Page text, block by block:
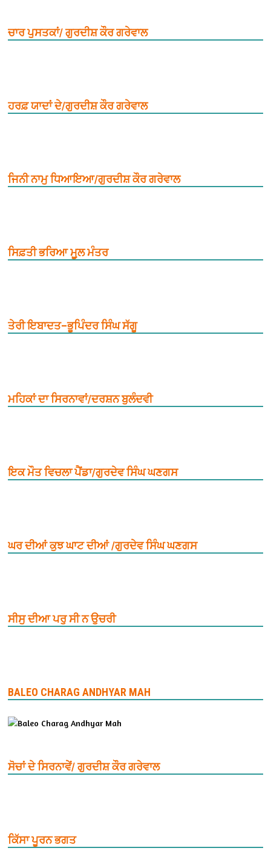
ਚਾਰ ਪੁਸਤਕਾਂ/ ਗੁਰਦੀਸ਼ ਕੌਰ ਗਰੇਵਾਲ
ਹਰਫ਼ ਯਾਦਾਂ ਦੇ/ਗੁਰਦੀਸ਼ ਕੌਰ ਗਰੇਵਾਲ
ਜਿਨੀ ਨਾਮੁ ਧਿਆਇਆ/ਗੁਰਦੀਸ਼ ਕੌਰ ਗਰੇਵਾਲ
ਸਿਫ਼ਤੀ ਭਰਿਆ ਮੂ਼ਲ ਮੰਤਰ
ਤੇਰੀ ਇਬਾਦਤ–ਭੂਪਿੰਦਰ ਸਿੰਘ ਸੱਗੂ
ਮਹਿਕਾਂ ਦਾ ਸਿਰਨਾਵਾਂ/ਦਰਸ਼ਨ ਬੁਲੰਦਵੀ
ਇਕ ਮੌਤ ਵਿਚਲਾ ਪੈਂਡਾ/ਗੁਰਦੇਵ ਸਿੰਘ ਘਣਗਸ
ਘਰ ਦੀਆਂ ਕੁਝ ਘਾਟ ਦੀਆਂ /ਗੁਰਦੇਵ ਸਿੰਘ ਘਣਗਸ
ਸੀਸੁ ਦੀਆ ਪਰੁ ਸੀ ਨ ਉਚਰੀ
BALEO CHARAG ANDHYAR MAH
ਸੋਚਾਂ ਦੇ ਸਿਰਨਾਵੇਂ/ ਗੁਰਦੀਸ਼ ਕੌਰ ਗਰੇਵਾਲ
ਕਿੱਸਾ ਪੂਰਨ ਭਗਤ